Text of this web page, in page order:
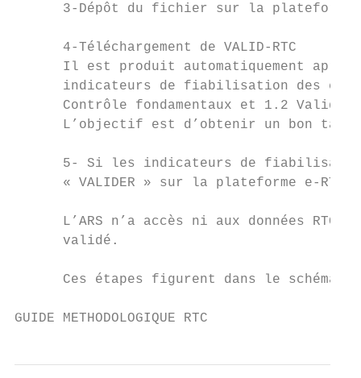
3-Dépôt du fichier sur la plateforme
      4-Téléchargement de VALID-RTC
Il est produit automatiquement
indicateurs de fiabilisation des
Contrôle fondamentaux et 1.2
L’objectif est d’obtenir un bon
5- Si les indicateurs de
« VALIDER » sur la plateforme e-RTC
L’ARS n’a accès ni aux données RTC
      validé.
Ces étapes figurent dans le schéma
GUIDE METHODOLOGIQUE